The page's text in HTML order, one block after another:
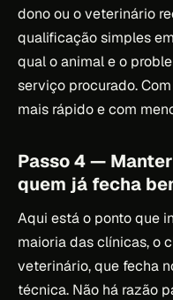
dono ou o veterinário
qualificação simples
qual o animal e o
serviço procurado.
mais rápido e com
Passo 4 —
quem já fecha
Aqui está o ponto que
maioria das clínicas, o
veterinário, que fecha
técnica. Não há razão